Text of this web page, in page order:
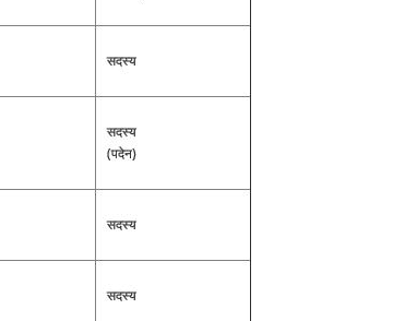
सदस्य
सदस्य
(पदेन)
सदस्य
सदस्य